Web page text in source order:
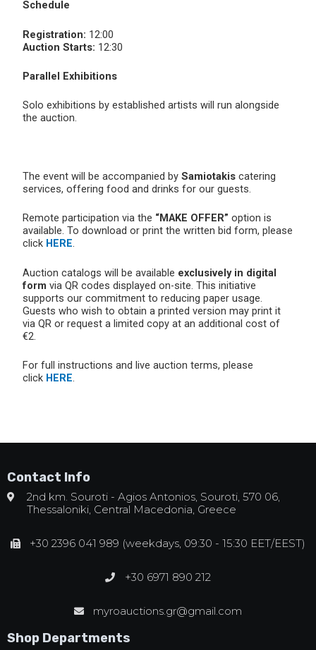
Schedule
Registration: 12:00
Auction Starts: 12:30
Parallel Exhibitions
Solo exhibitions by established artists will run alongside
the auction.
The event will be accompanied by Samiotakis catering
services, offering food and drinks for our guests.
Remote participation via the “MAKE OFFER” option is
available. To download or print the written bid form, please
click HERE.
Auction catalogs will be available exclusively in digital
form via QR codes displayed on-site. This initiative
supports our commitment to reducing paper usage.
Guests who wish to obtain a printed version may print it
via QR or request a limited copy at an additional cost of
€2.
For full instructions and live auction terms, please
click HERE.
Contact Info
2nd km. Souroti - Agios Antonios, Souroti, 570 06,
Thessaloniki, Central Macedonia, Greece
+30 2396 041 989 (weekdays, 09:30 - 15:30 EET/EEST)
+30 6971 890 212
myroauctions.gr@gmail.com
Shop Departments